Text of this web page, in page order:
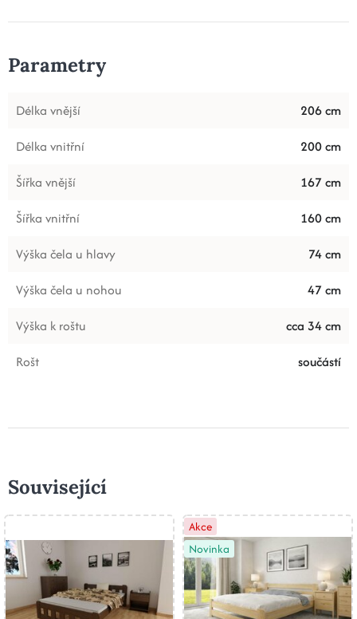
Parametry
Délka vnější
206 cm
Délka vnitřní
200 cm
Šířka vnější
167 cm
Šířka vnitřní
160 cm
Výška čela u hlavy
74 cm
Výška čela u nohou
47 cm
Výška k roštu
cca 34 cm
Rošt
součástí
Související
Akce
Novinka